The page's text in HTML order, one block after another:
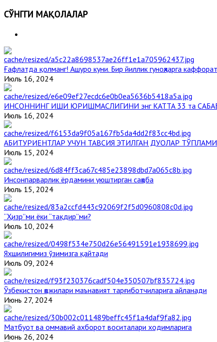
СЎНГГИ МАҚОЛАЛАР
Ғафлатда қолманг! Ашуро куни. Бир йиллик гуноҳларга
Июль 16, 2024
ИНСОННИНГ ИШИ ЮРИШМАСЛИГИНИ энг КАТТА 33 та
Июль 16, 2024
АБИТУРИЕНТЛАР УЧУН ТАВСИЯ ЭТИЛГАН ДУОЛАР ТЎПЛАМИ
Июль 15, 2024
Инсонпарварлик ёрдамини уюштирган саҳоба
Июль 15, 2024
“Ҳизр”ми ёки “тақдир”ми?
Июль 10, 2024
Яхшилигимиз ўзимизга қайтади
Июль 09, 2024
Ўзбекистон ҳожилари маънавият тарғиботчиларига айланади
Июнь 27, 2024
Матбуот ва оммавий ахборот воситалари ходимларига
Июнь 26, 2024